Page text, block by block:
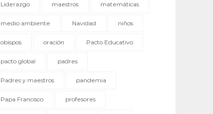
Liderazgo maestros matemáticas
medio ambiente Navidad niños
obispos oración Pacto Educativo
pacto global padres
Padres y maestros pandemia
Papa Francisco profesores